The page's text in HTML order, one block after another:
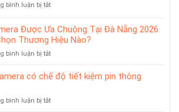
dùng
chống
nước
IP65
bình luận bị tắtở
5
camera
pin
phù
giám
thời
Được Ưa Chuộng Tại Đà Nẵng 2026
Thương Hiệu Nào?
bình luận bị tắtở
Camera
Được
Chuộng
có chế độ tiết kiệm pin thông
bình luận bị tắtở